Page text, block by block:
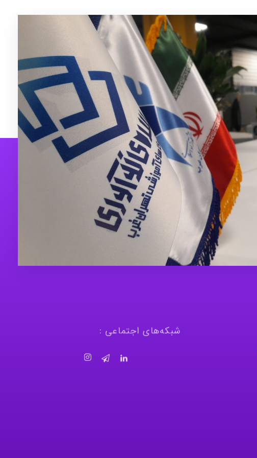
شبکه‌های اجتماعی :